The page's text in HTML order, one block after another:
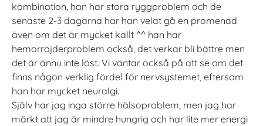
kombination, han har stora ryggproblem och de
senaste 2-3 dagarna har han velat gå en promenad
även om det är mycket kallt ^^ han har
hemorrojderproblem också, det verkar bli bättre men
det är ännu inte löst. Vi väntar också på att se om det
finns någon verklig fördel för nervsystemet, eftersom
han har mycket neuralgi.
Själv har jag inga större hälsoproblem, men jag har
märkt att jag är mindre hungrig och har lite mer energi